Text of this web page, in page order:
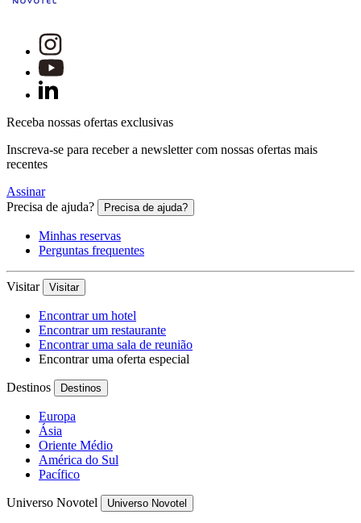
Receba nossas ofertas exclusivas
Inscreva-se para receber a newsletter com nossas ofertas mais
recentes
Assinar
Precisa de ajuda?
Precisa de ajuda?
Minhas reservas
Perguntas frequentes
Visitar Visitar
Encontrar um hotel
Encontrar um restaurante
Encontrar uma sala de reunião
Encontrar uma oferta especial
Destinos Destinos
Europa
Ásia
Oriente Médio
América do Sul
Pacífico
Universo Novotel Universo Novotel